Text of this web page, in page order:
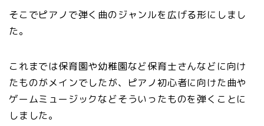
そこでピアノで弾く曲のジャンルを広げる形にしまし
た。
これまでは保育園や幼稚園など保育士さんなどに向け
たものがメインでしたが、ピアノ初心者に向けた曲や
ゲームミュージックなどそういったものを弾くことに
しました。